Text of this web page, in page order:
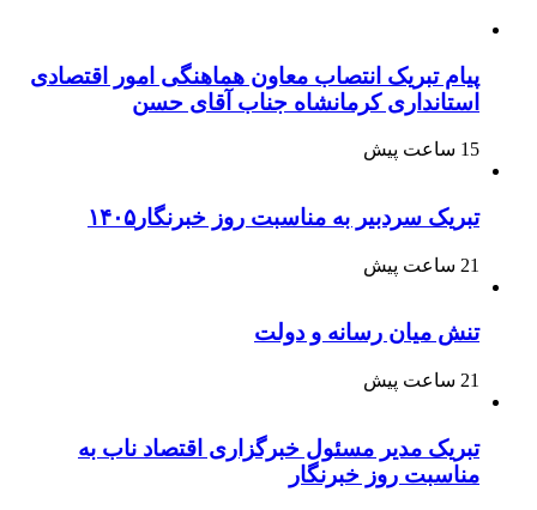
پیام تبریک انتصاب معاون هماهنگی امور اقتصادی
استانداری کرمانشاه جناب آقای حسن
15 ساعت پیش
تبریک سردبیر به مناسبت روز خبرنگار۱۴۰۵
21 ساعت پیش
تنش میان رسانه و دولت
21 ساعت پیش
تبریک مدیر مسئول خبرگزاری اقتصاد ناب به
مناسبت روز خبرنگار